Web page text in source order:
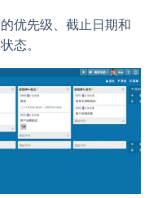
优先级、截止日期和
态。